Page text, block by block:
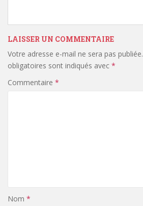
LAISSER UN COMMENTAIRE
Votre adresse e-mail ne sera pas publiée.
obligatoires sont indiqués avec *
Commentaire *
Nom *